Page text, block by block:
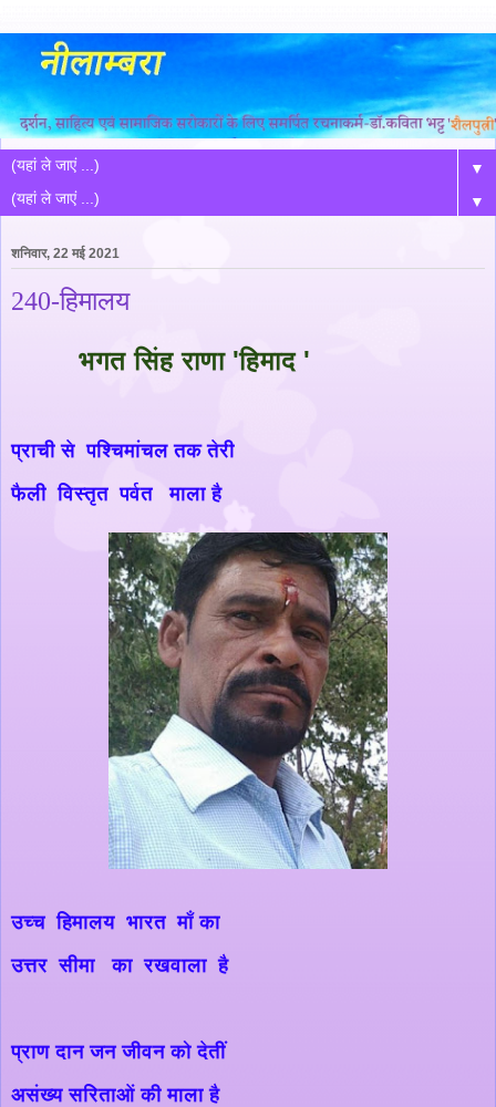
▼
▼
शनिवार, 22 मई 2021
240-हिमालय
भगत सिंह राणा 'हिमाद '
प्राची से पश्चिमांचल तक तेरी
फैली विस्तृत पर्वत माला है
उच्च हिमालय भारत माँ का
उत्तर सीमा का रखवाला है
प्राण दान जन जीवन को देतीं
असंख्य सरिताओं की माला है